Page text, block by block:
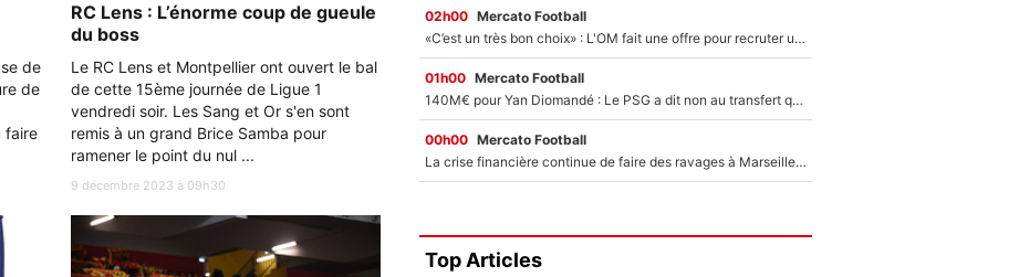
de
de
faire
RC Lens : L’énorme coup de gueule
du boss
Le RC Lens et Montpellier ont ouvert le bal
de cette 15ème journée de Ligue 1
vendredi soir. Les Sang et Or s'en sont
remis à un grand Brice Samba pour
ramener le point du nul ...
9 décembre 2023 à 09h30
02h00 Mercato Football
«C’est un très bon choix» : L'OM fait une offre pour recruter un ancien joueur du PSG... et c'est validé dans l'After Foot !
01h00 Mercato Football
140M€ pour Yan Diomandé : Le PSG a dit non au transfert qui bat tous les records sur le mercato
00h00 Mercato Football
La crise financière continue de faire des ravages à Marseille : L’OM a placé 12 joueurs sur le marché des transferts… et ça pourrait lui rapporter près de 100M€ !
Top Articles